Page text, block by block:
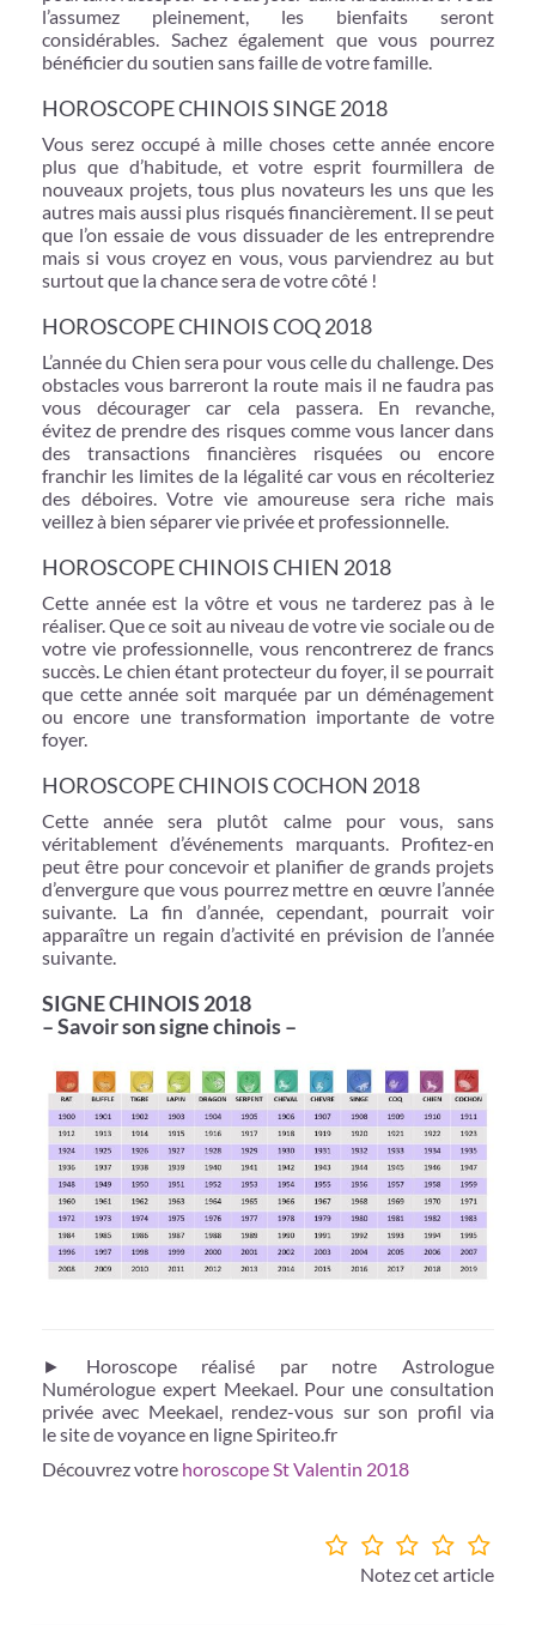
l’assumez pleinement, les bienfaits seront
considérables. Sachez également que vous pourrez
bénéficier du soutien sans faille de votre famille.
HOROSCOPE CHINOIS SINGE 2018
Vous serez occupé à mille choses cette année encore
plus que d’habitude, et votre esprit fourmillera de
nouveaux projets, tous plus novateurs les uns que les
autres mais aussi plus risqués financièrement. Il se peut
que l’on essaie de vous dissuader de les entreprendre
mais si vous croyez en vous, vous parviendrez au but
surtout que la chance sera de votre côté !
HOROSCOPE CHINOIS COQ 2018
L’année du Chien sera pour vous celle du challenge. Des
obstacles vous barreront la route mais il ne faudra pas
vous décourager car cela passera. En revanche,
évitez de prendre des risques comme vous lancer dans
des transactions financières risquées ou encore
franchir les limites de la légalité car vous en récolteriez
des déboires. Votre vie amoureuse sera riche mais
veillez à bien séparer vie privée et professionnelle.
HOROSCOPE CHINOIS CHIEN 2018
Cette année est la vôtre et vous ne tarderez pas à le
réaliser. Que ce soit au niveau de votre vie sociale ou de
votre vie professionnelle, vous rencontrerez de francs
succès. Le chien étant protecteur du foyer, il se pourrait
que cette année soit marquée par un déménagement
ou encore une transformation importante de votre
foyer.
HOROSCOPE CHINOIS COCHON 2018
Cette année sera plutôt calme pour vous, sans
véritablement d’événements marquants. Profitez-en
peut être pour concevoir et planifier de grands projets
d’envergure que vous pourrez mettre en œuvre l’année
suivante. La fin d’année, cependant, pourrait voir
apparaître un regain d’activité en prévision de l’année
suivante.
SIGNE CHINOIS 2018
– Savoir son signe chinois –
► Horoscope réalisé par notre Astrologue
Numérologue expert Meekael. Pour une consultation
privée avec Meekael, rendez-vous sur son profil via
le site de voyance en ligne Spiriteo.fr
Découvrez votre horoscope St Valentin 2018
Notez cet article